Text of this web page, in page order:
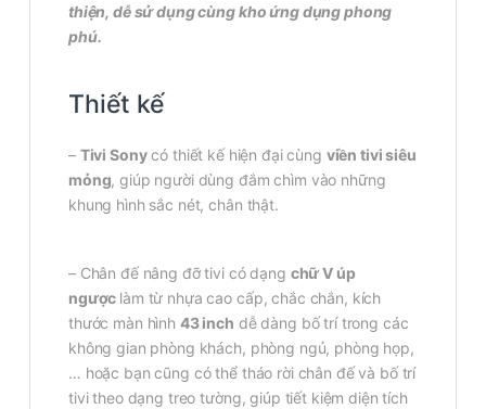
thiện, dễ sử dụng cùng kho ứng dụng phong
phú.
Thiết kế
– Tivi Sonycó thiết kế hiện đại cùng viền tivi siêu
mỏng, giúp người dùng đắm chìm vào những
khung hình sắc nét, chân thật.
– Chân đế nâng đỡ tivi có dạng chữ V úp
ngược làm từ nhựa cao cấp, chắc chắn, kích
thước màn hình 43 inch dễ dàng bố trí trong các
không gian phòng khách, phòng ngủ, phòng họp,
… hoặc bạn cũng có thể tháo rời chân đế và bố trí
tivi theo dạng treo tường, giúp tiết kiệm diện tích